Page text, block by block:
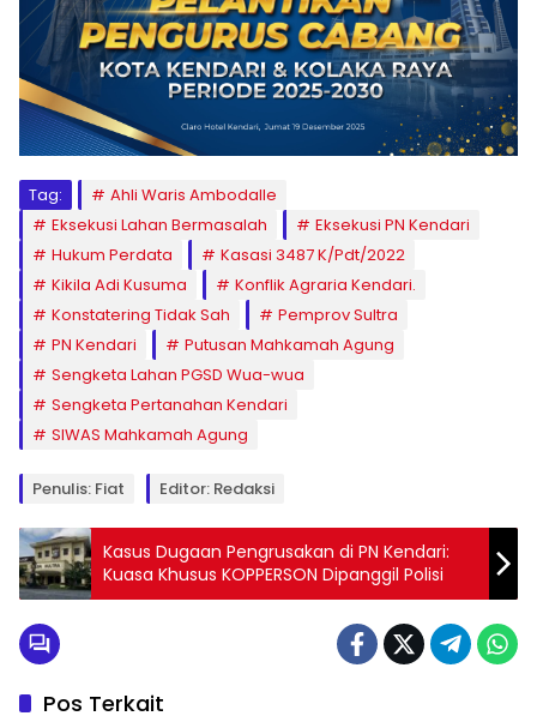
Tag:
Ahli Waris Ambodalle
Eksekusi Lahan Bermasalah
Eksekusi PN Kendari
Hukum Perdata
Kasasi 3487 K/Pdt/2022
Kikila Adi Kusuma
Konflik Agraria Kendari.
Konstatering Tidak Sah
Pemprov Sultra
PN Kendari
Putusan Mahkamah Agung
Sengketa Lahan PGSD Wua-wua
Sengketa Pertanahan Kendari
SIWAS Mahkamah Agung
Penulis: Fiat Editor: Redaksi
Kasus Dugaan Pengrusakan di PN Kendari:
Kuasa Khusus KOPPERSON Dipanggil Polisi
Pos Terkait